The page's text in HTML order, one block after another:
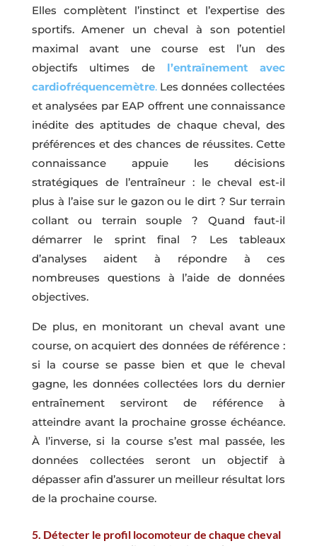
Elles complètent l’instinct et l’expertise des
sportifs. Amener un cheval à son potentiel
maximal avant une course est l’un des
objectifs ultimes de l’entraînement avec
cardiofréquencemètre.Les données collectées
et analysées par EAP offrent une connaissance
inédite des aptitudes de chaque cheval, des
préférences et des chances de réussites. Cette
connaissance appuie les décisions
stratégiques de l’entraîneur : le cheval est-il
plus à l’aise sur le gazon ou le dirt ? Sur terrain
collant ou terrain souple ? Quand faut-il
démarrer le sprint final ? Les tableaux
d’analyses aident à répondre à ces
nombreuses questions à l’aide de données
objectives.
De plus, en monitorant un cheval avant une
course, on acquiert des données de référence :
si la course se passe bien et que le cheval
gagne, les données collectées lors du dernier
entraînement serviront de référence à
atteindre avant la prochaine grosse échéance.
À l’inverse, si la course s’est mal passée, les
données collectées seront un objectif à
dépasser afin d’assurer un meilleur résultat lors
de la prochaine course.
5. Détecter le profil locomoteur de chaque cheval